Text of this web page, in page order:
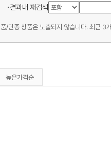
결과내 재검색
품/단종 상품은 노출되지 않습니다. 최근 3
높은가격순